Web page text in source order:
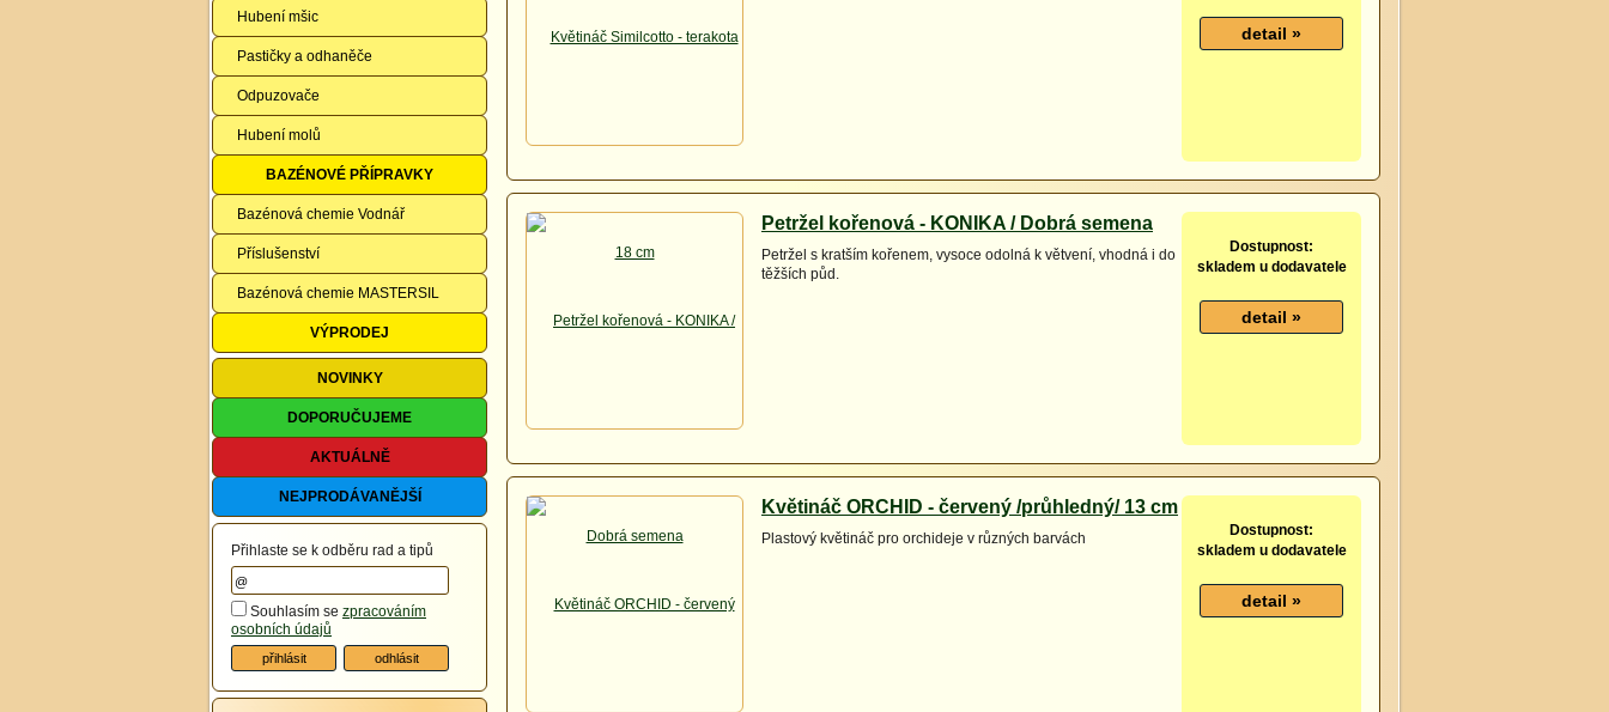
Hubení mšic
Pastičky a odhaněče
Odpuzovače
Hubení molů
BAZÉNOVÉ PŘÍPRAVKY
Bazénová chemie Vodnář
Příslušenství
Bazénová chemie MASTERSIL
VÝPRODEJ
NOVINKY
DOPORUČUJEME
AKTUÁLNĚ
NEJPRODÁVANĚJŠÍ
Přihlaste se k odběru rad a tipů
Souhlasím se zpracováním
osobních údajů
Petržel kořenová - KONIKA / Dobrá semena
Petržel s kratším kořenem, vysoce odolná k větvení, vhodná i do
těžších půd.
Dostupnost:
skladem u dodavatele
Květináč ORCHID - červený /průhledný/ 13 cm
Plastový květináč pro orchideje v různých barvách
Dostupnost:
skladem u dodavatele